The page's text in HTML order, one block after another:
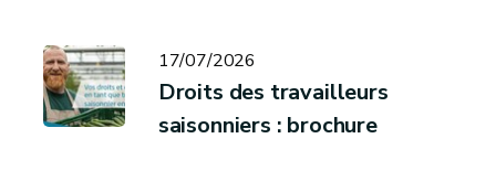
17/07/2026
Droits des travailleurs
saisonniers : brochure